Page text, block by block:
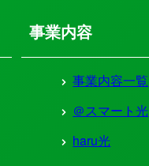
事業内容
事業内容一覧
＠スマート光
haru光